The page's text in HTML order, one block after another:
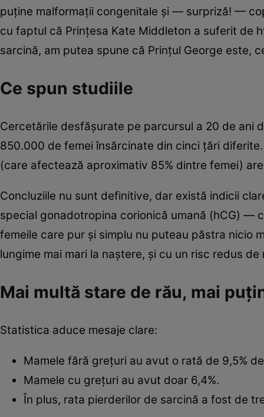
puține malformații congenitale și — surpriză! —
cu faptul că Prințesa Kate Middleton a suferit de
sarcină, am putea spune că Prințul George este,
Ce spun studiile
Cercetările desfășurate pe parcursul a 20 de ani
850.000 de femei însărcinate din cinci țări
(care afectează aproximativ 85% dintre femei)
Concluziile nu sunt definitive, dar există indicii
special gonadotropina corionică umană (hCG) —
femeile care pur și simplu nu puteau păstra nicio
lungime mai mari la naștere, și cu un risc redus
Mai multă stare de rău, mai
Statistica aduce mesaje clare:
Mamele fără grețuri au avut o rată de 9,5%
Mamele cu grețuri au avut doar 6,4%.
În plus, rata pierderilor de sarcină a fost de